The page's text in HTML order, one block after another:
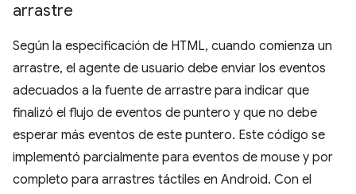
arrastre
Según la especificación de HTML, cuando comienza un
arrastre, el agente de usuario debe enviar los eventos
adecuados a la fuente de arrastre para indicar que
finalizó el flujo de eventos de puntero y que no debe
esperar más eventos de este puntero. Este código se
implementó parcialmente para eventos de mouse y por
completo para arrastres táctiles en Android. Con el